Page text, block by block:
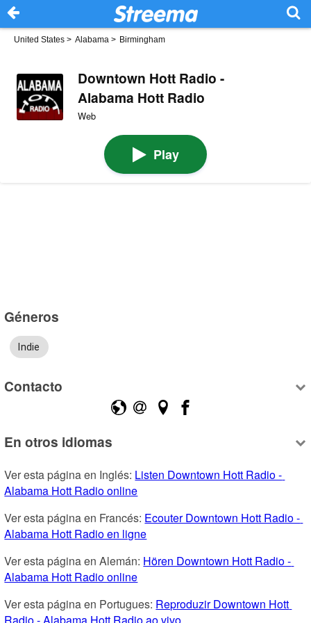
United States > Alabama > Birmingham
Downtown Hott Radio -
Alabama Hott Radio
Web
Play
Géneros
Indie
Contacto
En otros idiomas
Ver esta página en Inglés: Listen Downtown Hott Radio -
Alabama Hott Radio online
Ver esta página en Francés: Ecouter Downtown Hott Radio -
Alabama Hott Radio en ligne
Ver esta página en Alemán: Hören Downtown Hott Radio -
Alabama Hott Radio online
Ver esta página en Portugues: Reproduzir Downtown Hott
Radio - Alabama Hott Radio ao vivo